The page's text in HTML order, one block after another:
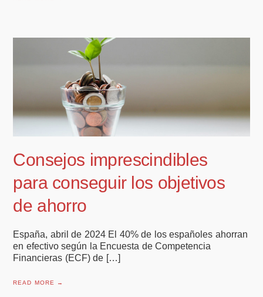
Consejos imprescindibles
para conseguir los objetivos
de ahorro
España, abril de 2024 El 40% de los españoles ahorran
en efectivo según la Encuesta de Competencia
Financieras (ECF) de […]
READ MORE →